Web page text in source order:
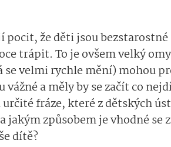
že děti jsou
trápit. To je ovšem velký
se velmi rychle mění) mohou
vážné a měly by se začít co
fráze, které z dětských
jakým způsobem je vhodné se
dítě?